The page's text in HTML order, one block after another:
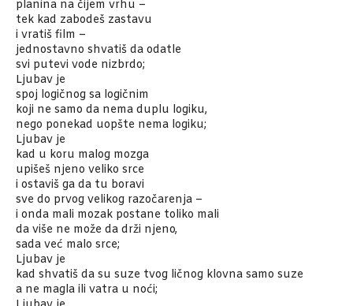
planina na čijem vrhu –
tek kad zabodeš zastavu
i vratiš film –
jednostavno shvatiš da odatle
svi putevi vode nizbrdo;
Ljubav je
spoj logičnog sa logičnim
koji ne samo da nema duplu logiku,
nego ponekad uopšte nema logiku;
Ljubav je
kad u koru malog mozga
upišeš njeno veliko srce
i ostaviš ga da tu boravi
sve do prvog velikog razočarenja –
i onda mali mozak postane toliko mali
da više ne može da drži njeno,
sada već malo srce;
Ljubav je
kad shvatiš da su suze tvog ličnog klovna samo suze
a ne magla ili vatra u noći;